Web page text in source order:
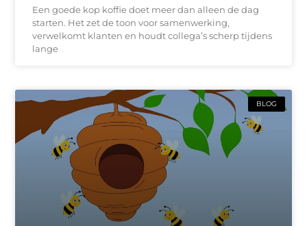
Een goede kop koffie doet meer dan alleen de dag
starten. Het zet de toon voor samenwerking,
verwelkomt klanten en houdt collega’s scherp tijdens
lange
BLOG